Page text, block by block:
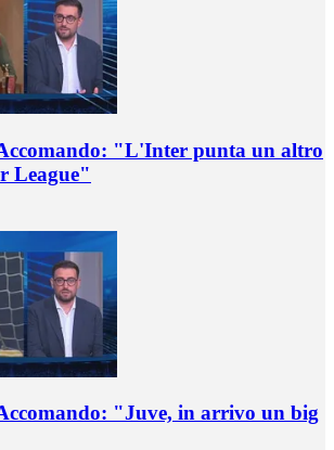
"L'Inter punta un altro
League"
"Juve, in arrivo un big